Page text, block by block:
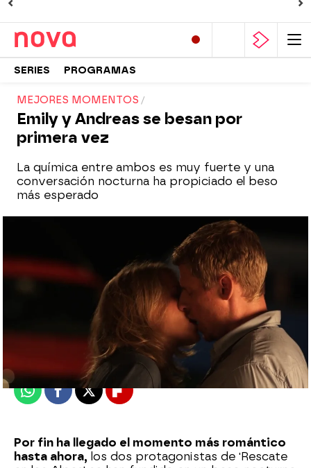
SERIES PROGRAMAS
MEJORES MOMENTOS
Emily y Andreas se besan por
primera vez
La química entre ambos es muy fuerte y una
conversación nocturna ha propiciado el beso
más esperado
22 de agosto de 2020, 17:30
WhatsappFacebook
X Flipboard
Por fin ha llegado el momento más romántico
hasta ahora, los dos protagonistas de 'Rescate